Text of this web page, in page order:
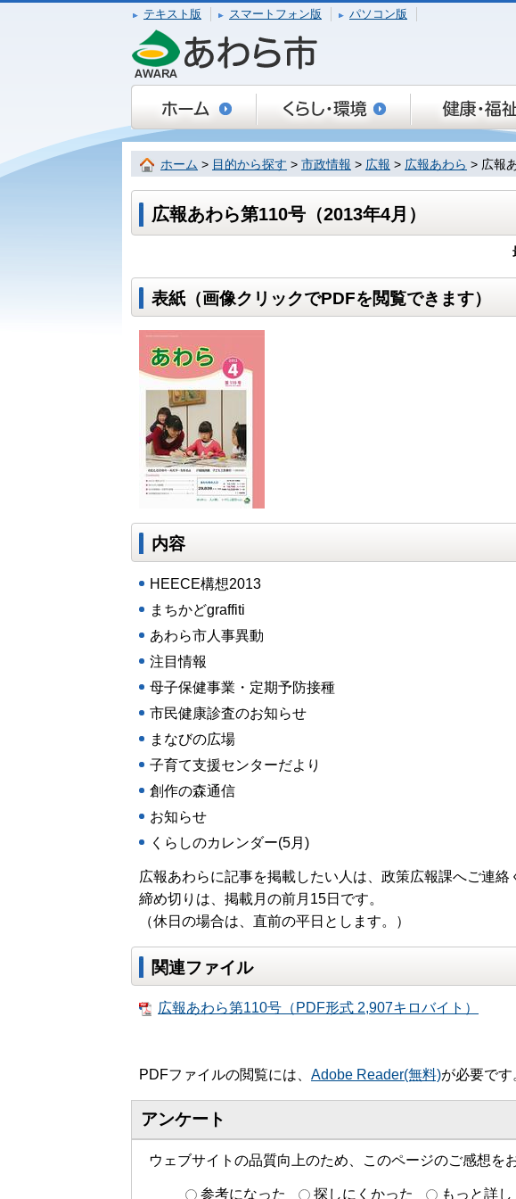
テキスト版 スマートフォン版
パソコン版
ホーム > 目的から探す > 市政情報 > 広報 > 広報あわら > 広報
広報あわら第110号（2013年4月）
表紙（画像クリックでPDFを閲覧できます）
内容
HEECE構想2013
まちかどgraffiti
あわら市人事異動
注目情報
母子保健事業・定期予防接種
市民健康診査のお知らせ
まなびの広場
子育て支援センターだより
創作の森通信
お知らせ
くらしのカレンダー(5月)
広報あわらに記事を掲載したい人は、政策広報課へご連絡
締め切りは、掲載月の前月15日です。
（休日の場合は、直前の平日とします。）
関連ファイル
広報あわら第110号（PDF形式 2,907キロバイト）
PDFファイルの閲覧には、 Adobe Reader(無料)が必要です
アンケート
ウェブサイトの品質向上のため、このページのご感想を
参考になった 探しにくかった もっと詳